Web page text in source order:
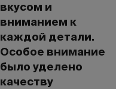
вкусом и
вниманием к
каждой детали.
Особое внимание
было уделено
качеству